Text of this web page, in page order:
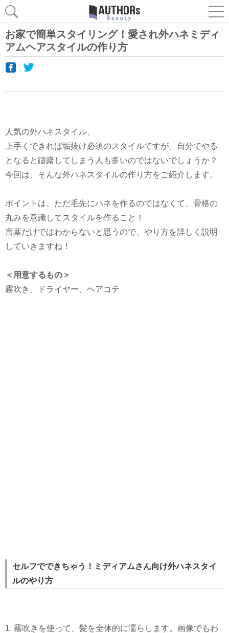
お家で簡単スタイリング！愛され外ハネミディ
アムヘアスタイルの作り方
人気の外ハネスタイル。
上手くできれば垢抜け必須のスタイルですが、自分でやる
となると躊躇してしまう人も多いのではないでしょうか？
今回は、そんな外ハネスタイルの作り方をご紹介します。
ポイントは、ただ毛先にハネを作るのではなくて、骨格の
丸みを意識してスタイルを作ること！
言葉だけではわからないと思うので、やり方を詳しく説明
していきますね！
＜用意するもの＞
霧吹き、ドライヤー、ヘアコテ
セルフでできちゃう！ミディアムさん向け外ハネスタイ
ルのやり方
1. 霧吹きを使って、髪を全体的に濡らします。画像でもわ